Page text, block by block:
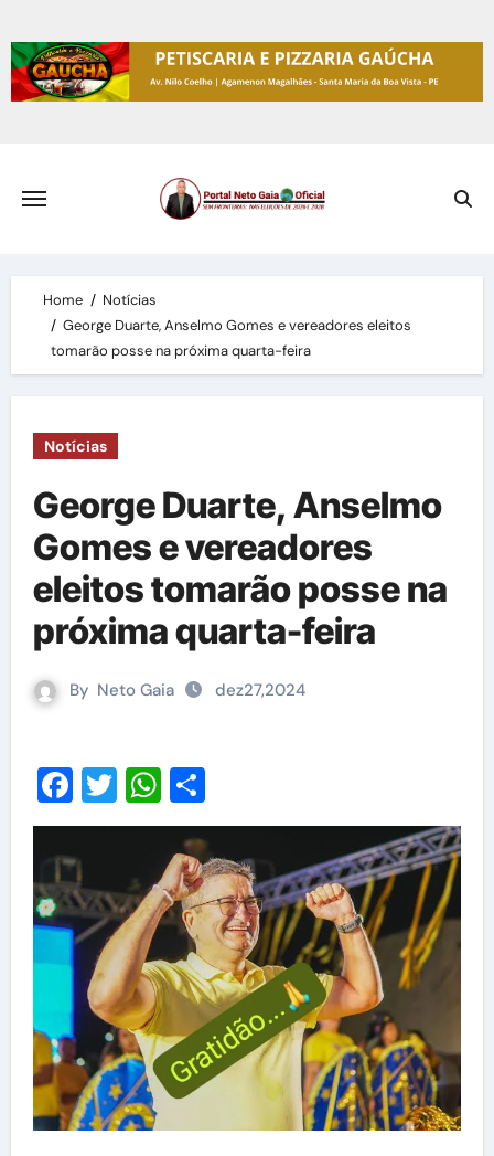
to
content
Home
Notícias
George Duarte, Anselmo Gomes e vereadores eleitos
tomarão posse na próxima quarta-feira
Notícias
George Duarte, Anselmo
Gomes e vereadores
eleitos tomarão posse na
próxima quarta-feira
By Neto Gaia dez27,2024
Facebook
TwitterWhatsApp
Share